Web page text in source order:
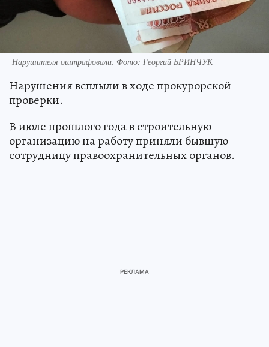
Нарушителя оштрафовали. Фото: Георгий БРИНЧУК
Нарушения всплыли в ходе прокурорской
проверки.
В июле прошлого года в строительную
организацию на работу приняли бывшую
сотрудницу правоохранительных органов.